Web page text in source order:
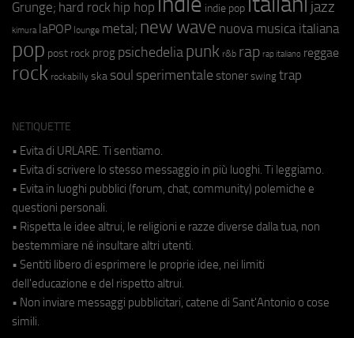
Grunge; hard rock hip hop indie pop jazz
kimura laPOP lounge metal; new wave nuova musica italiana
pop post rock prog psichedeliapunk r&b rap rap italiano reggae
rock rockabilly ska soul sperimentale stoner swing trap
NETIQUETTE
• Evita di URLARE. Ti sentiamo.
• Evita di scrivere lo stesso messaggio in più luoghi. Ti leggiamo.
• Evita in luoghi pubblici (forum, chat, community) polemiche e
questioni personali.
• Rispetta le idee altrui, le religioni e razze diverse dalla tua, non
bestemmiare né insultare altri utenti.
• Sentiti libero di esprimere le proprie idee, nei limiti
dell'educazione e del rispetto altrui.
• Non inviare messaggi pubblicitari, catene di Sant'Antonio o cose
simili.